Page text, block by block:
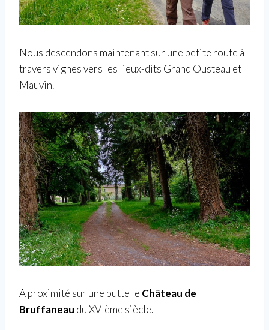
Nous descendons maintenant sur une petite route à
travers vignes vers les lieux-dits Grand Ousteau et
Mauvin.
A proximité sur une butte le Château de
Bruffaneau du XVIème siècle.